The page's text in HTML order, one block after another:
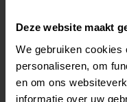
Deze website maakt
We gebruiken cookies
personaliseren, om
en om ons
informatie over uw
Vind jouw sport